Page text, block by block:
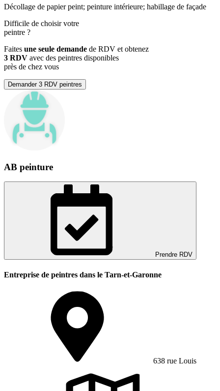
Décollage de papier peint; peinture intérieure; habillage de façade
Difficile de choisir votre
peintre ?
Faites une seule demande de RDV et obtenez
3 RDV avec des peintres disponibles
près de chez vous
Demander 3 RDV peintres
AB peinture
Prendre RDV
Entreprise de peintres dans le Tarn-et-Garonne
638 rue Louis